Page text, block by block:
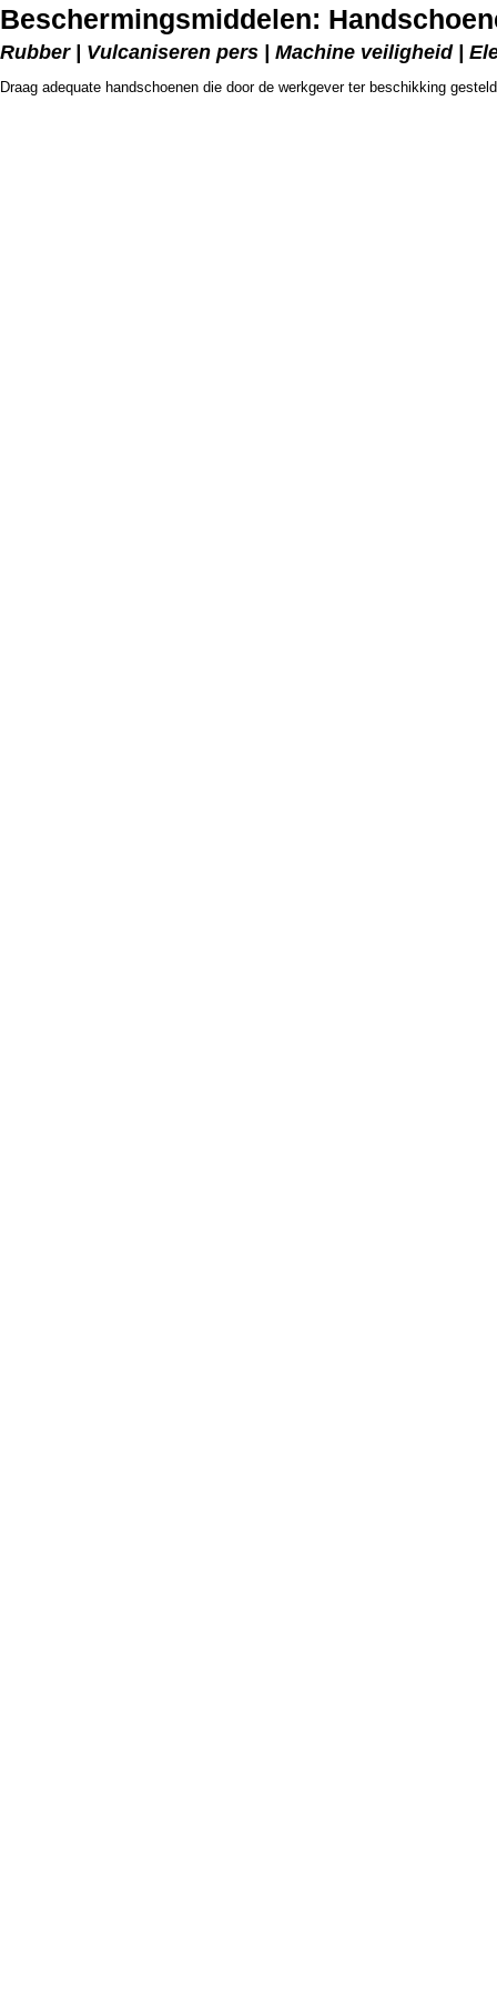
Beschermingsmiddelen:
Rubber | Vulcaniseren pers | Machine veiligheid |
Draag adequate handschoenen die door de werkgever ter beschikking